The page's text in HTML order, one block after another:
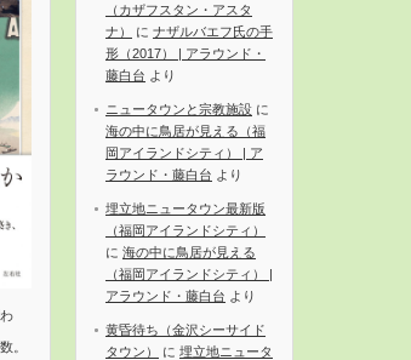
。
（カザフスタン・アスタ
ナ）
に ナザルバエフ氏の手
形（2017） | アラウンド・
藤白台 より
ニュータウンと宗教施設 に
海の中に鳥居が見える（福
岡アイランドシティ） | ア
ラウンド・藤白台 より
埋立地ニュータウン最新版
（福岡アイランドシティ）
に 海の中に鳥居が見える
（福岡アイランドシティ） |
アラウンド・藤白台 より
黄昏待ち（金沢シーサイド
タウン）
に 埋立地ニュータ